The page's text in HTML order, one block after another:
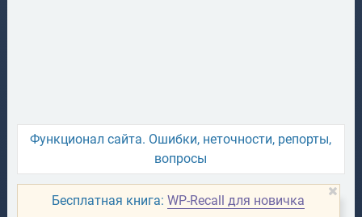
Функционал сайта. Ошибки, неточности, репорты,
вопросы
Бесплатная книга:WP-Recall для новичка